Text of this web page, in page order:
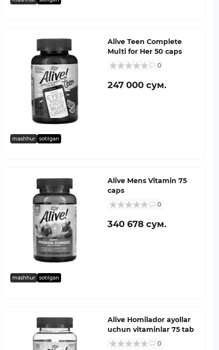
mashhur sotilgan
Alive Teen Complete
Multi for Her 50 caps
0
247 000 сум.
mashhur sotilgan
Alive Mens Vitamin 75
caps
0
340 678 сум.
Alive Homilador ayollar
uchun vitaminlar 75 tab
0